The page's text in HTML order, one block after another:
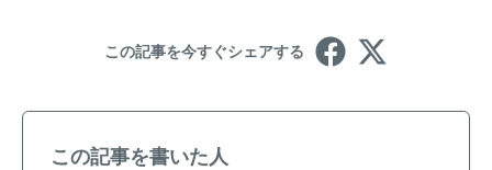
この記事を今すぐシェアする
この記事を書いた人